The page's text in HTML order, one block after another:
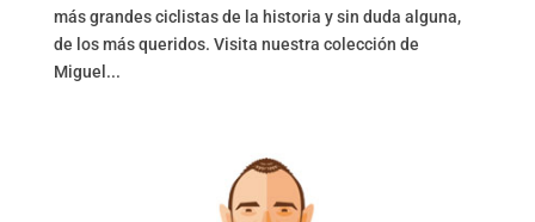
más grandes ciclistas de la historia y sin duda alguna,
de los más queridos. Visita nuestra colección de
Miguel...